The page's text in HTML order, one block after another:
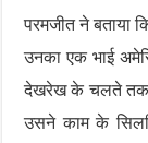
परमजीत ने बताया
उनका एक भाई
देखरेख के चलते
उसने काम के